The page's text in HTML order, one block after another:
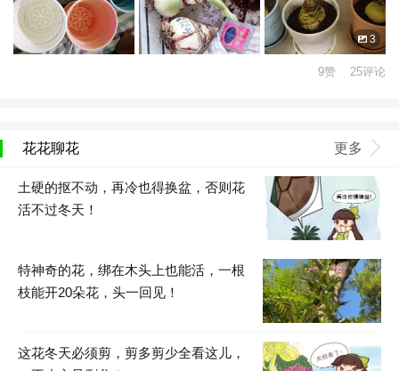
3
9赞 25评论
花花聊花 更多
土硬的抠不动，再冷也得换盆，否则花
活不过冬天！
特神奇的花，绑在木头上也能活，一根
枝能开20朵花，头一回见！
这花冬天必须剪，剪多剪少全看这儿，